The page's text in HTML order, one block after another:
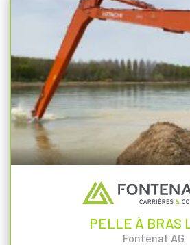
PELLE À BRAS
Fontenat AG